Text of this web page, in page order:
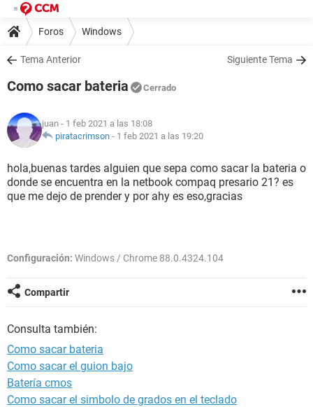
Foros Windows
Tema Anterior Siguiente Tema
Como sacar bateria Cerrado
juan - 1 feb 2021 a las 18:08
piratacrimson - 1 feb 2021 a las 19:20
hola,buenas tardes alguien que sepa como sacar la bateria o
donde se encuentra en la netbook compaq presario 21? es
que me dejo de prender y por ahy es eso,gracias
Configuración: Windows / Chrome 88.0.4324.104
Compartir
Consulta también:
Como sacar bateria
Como sacar el guion bajo
Batería cmos
Como sacar el simbolo de grados en el teclado